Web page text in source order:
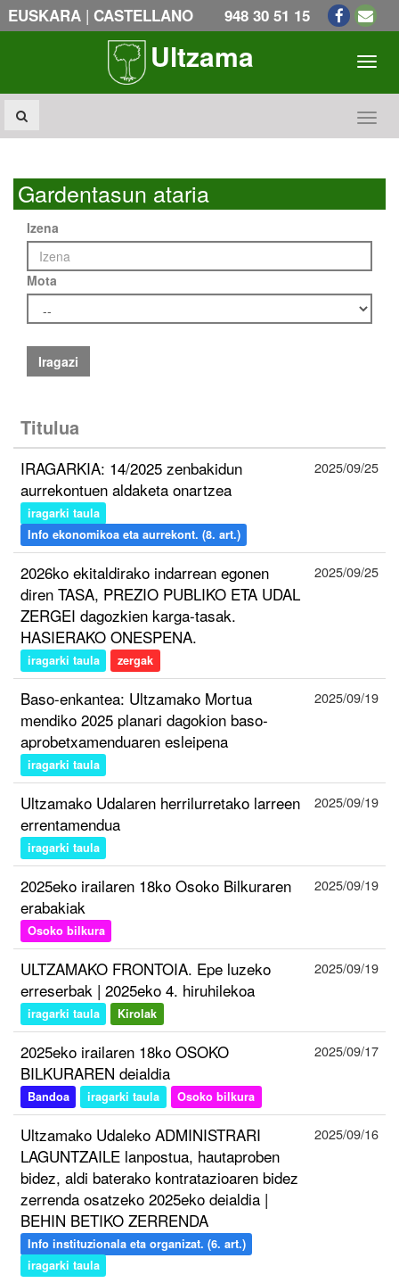
EUSKARA | CASTELLANO 948 30 51 15
Ultzama
Gardentasun ataria
Izena
Mota
Iragazi
Titulua
IRAGARKIA: 14/2025 zenbakidun
aurrekontuen aldaketa onartzea
iragarki taula
Info ekonomikoa eta aurrekont. (8. art.)
2025/09/25
2026ko ekitaldirako indarrean egonen
diren TASA, PREZIO PUBLIKO ETA UDAL
ZERGEI dagozkien karga-tasak.
HASIERAKO ONESPENA.
iragarki taula zergak
2025/09/25
Baso-enkantea: Ultzamako Mortua
mendiko 2025 planari dagokion baso-
aprobetxamenduaren esleipena
iragarki taula
2025/09/19
Ultzamako Udalaren herrilurretako larreen
errentamendua
iragarki taula
2025/09/19
2025eko irailaren 18ko Osoko Bilkuraren
erabakiak
Osoko bilkura
2025/09/19
ULTZAMAKO FRONTOIA. Epe luzeko
erreserbak | 2025eko 4. hiruhilekoa
iragarki taula Kirolak
2025/09/19
2025eko irailaren 18ko OSOKO
BILKURAREN deialdia
Bandoa iragarki taula Osoko bilkura
2025/09/17
Ultzamako Udaleko ADMINISTRARI
LAGUNTZAILE lanpostua, hautaproben
bidez, aldi baterako kontratazioaren bidez
zerrenda osatzeko 2025eko deialdia |
BEHIN BETIKO ZERRENDA
Info instituzionala eta organizat. (6. art.)
iragarki taula
2025/09/16